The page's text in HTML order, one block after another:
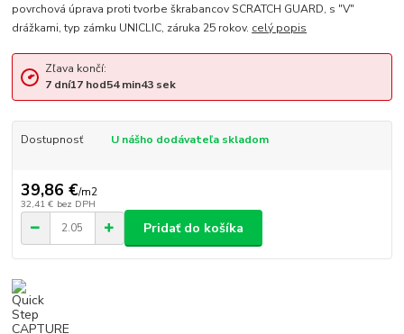
povrchová úprava proti tvorbe škrabancov SCRATCH GUARD, s "V"
drážkami, typ zámku UNICLIC, záruka 25 rokov. celý popis
Zľava končí:
7 dní17hod54min42sek
Dostupnosť U nášho dodávateľa skladom
39,86 €/m2
32,41 € bez DPH
Pridať do košíka